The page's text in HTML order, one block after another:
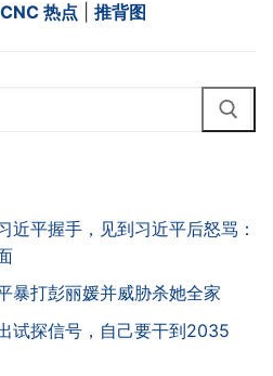
CNC 热点 推背图
近平握手，见到习近平后怒骂：
暴打彭丽媛并威胁杀她全家
试探信号，自己要干到2035